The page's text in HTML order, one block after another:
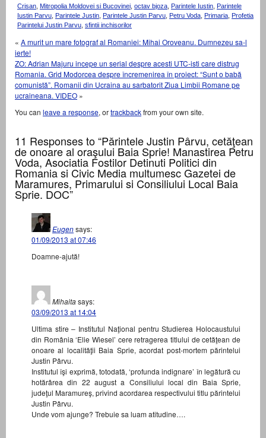
Crisan, Mitropolia Moldovei si Bucovinei, octav bjoza, Parintele Iustin, Parintele
Iustin Parvu, Parintele Justin, Parintele Justin Parvu, Petru Voda, Primaria, Profetia
Parintelui Justin Parvu, sfintii inchisorilor
« A murit un mare fotograf al Romaniei: Mihai Oroveanu. Dumnezeu sa-l
ierte!
ZO: Adrian Majuru incepe un serial despre acesti UTC-isti care distrug
Romania. Grid Modorcea despre încremenirea în proiect: “Sunt o babă
comunistă”. Romanii din Ucraina au sarbatorit Ziua Limbii Romane pe
ucraineana. VIDEO »
You can leave a response, ortrackbackfrom your own site.
11 Responses to “Părintele Justin Pârvu, cetăţean
de onoare al oraşului Baia Sprie! Manastirea Petru
Voda, Asociatia Fostilor Detinuti Politici din
Romania si Civic Media multumesc Gazetei de
Maramures, Primarului si Consiliului Local Baia
Sprie. DOC”
Eugensays:
01/09/2013 at 07:46
Doamne-ajută!
Mihaitasays:
03/09/2013 at 14:04
Ultima stire – Institutul Naţional pentru Studierea Holocaustului
din România ‘Elie Wiesel’ cere retragerea titlului de cetăţean de
onoare al localităţii Baia Sprie, acordat post-mortem părintelui
Justin Pârvu.
Institutul îşi exprimă, totodată, ‘profunda indignare’ în legătură cu
hotărârea din 22 august a Consiliului local din Baia Sprie,
judeţul Maramureş, privind acordarea respectivului titlu părintelui
Justin Pârvu.
Unde vom ajunge? Trebuie sa luam atitudine….